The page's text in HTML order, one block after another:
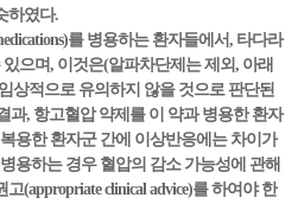
하였다.
를 병용하는 환자들에서, 타다라
으며, 이것은(알파차단제는 제외, 아래
상적으로 유의하지 않을 것으로 판단된
과, 항고혈압 약제를 이 약과 병용한 환자
용한 환자군 간에 이상반응에는 차이가
용하는 경우 혈압의 감소 가능성에 관해
(appropriate clinical advice)를 하여야 한